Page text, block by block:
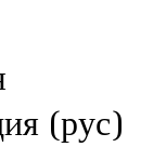
(рус)